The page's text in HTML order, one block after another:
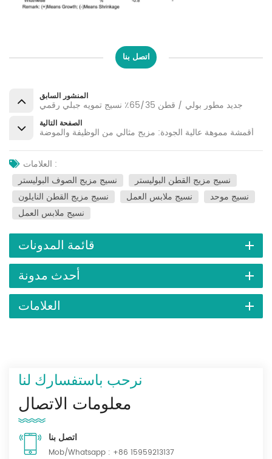
اتصل بنا
المنشور السابق
جديد مطور بولي / قطن 65/35٪ نسيج تمويه جبلي رقمي
الصفحة التالية
أقمشة مموهة عالية الجودة: مزيج مثالي من الوظيفة والموضة
العلامات :
نسيج مزيج الصوف البوليستر
نسيج مزيج القطن البوليستر
نسيج مزيج القطن النايلون
نسيج ملابس العمل
نسيج موحد
نسيج ملابس العمل
قائمة المدونات
أحدث مدونة
العلامات
نرحب باستفسارك لنا
معلومات الاتصال
اتصل بنا
Mob/Whatsapp : +86 15959213137